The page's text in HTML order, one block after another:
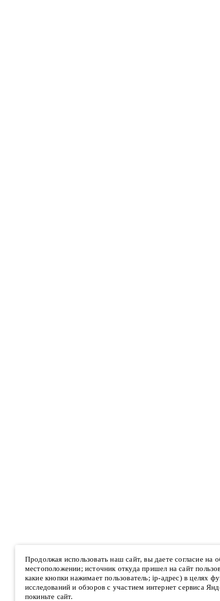
Продолжая использовать наш сайт, вы даете согласие на
местоположении; источник откуда пришел на сайт
какие кнопки нажимает пользователь; ip-адрес) в целях
исследований и обзоров с участием интернет сервиса
покиньте сайт.